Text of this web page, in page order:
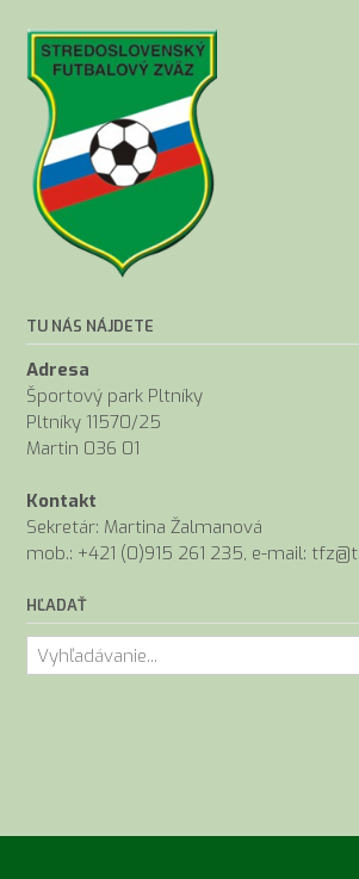
TU NÁS NÁJDETE
Adresa
Športový park Pltníky
Pltníky 11570/25
Martin 036 01
Kontakt
Sekretár: Martina Žalmanová
mob.: +421 (0)915 261 235, e-mail:
HĽADAŤ